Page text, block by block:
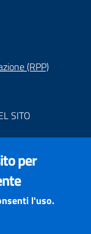
(RPP)
SITO
per
L'uso di
visualizzazione
per
l'uso.